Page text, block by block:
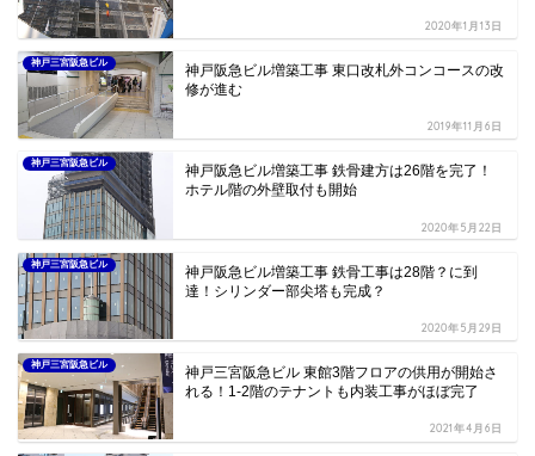
2020年1月13日
神戸三宮阪急ビル
神戸阪急ビル増築工事 東口改札外コンコースの改
修が進む
2019年11月6日
神戸三宮阪急ビル
神戸阪急ビル増築工事 鉄骨建方は26階を完了！
ホテル階の外壁取付も開始
2020年5月22日
神戸三宮阪急ビル
神戸阪急ビル増築工事 鉄骨工事は28階？に到
達！シリンダー部尖塔も完成？
2020年5月29日
神戸三宮阪急ビル
神戸三宮阪急ビル 東館3階フロアの供用が開始さ
れる！1-2階のテナントも内装工事がほぼ完了
2021年4月6日